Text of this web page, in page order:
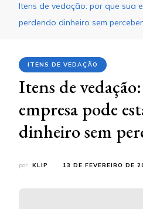
Itens de vedação: por que sua
perdendo dinheiro sem
ITENS DE VEDAÇÃO
Itens de
empresa pode
dinheiro sem
por KLIP 13 DE FEVEREIRO DE